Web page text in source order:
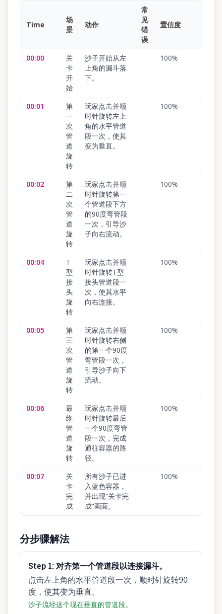
Time
场
景
动作
常
见
错
误
置信度
00:00
关
卡
开
始
沙子开始从左
上角的漏斗落
下。
100%
00:01
第
一
次
管
道
旋
转
玩家点击并顺
时针旋转左上
角的水平管道
段一次，使其
变为垂直。
100%
00:02
第
二
次
管
道
旋
转
玩家点击并顺
时针旋转第一
个管道段下方
的90度弯管段
一次，引导沙
子向右流动。
100%
00:04
T
型
接
头
旋
转
玩家点击并顺
时针旋转T型
接头管道段一
次，使其水平
向右连接。
100%
00:05
第
三
次
管
道
旋
转
玩家点击并顺
时针旋转右侧
的第一个90度
弯管段一次，
引导沙子向下
流动。
100%
00:06
最
终
管
道
旋
转
玩家点击并顺
时针旋转最后
一个90度弯管
段一次，完成
通往容器的路
径。
100%
00:07
关
卡
完
成
所有沙子已进
入蓝色容器，
并出现“关卡完
成”画面。
100%
分步骤解法
Step 1: 对齐第一个管道段以连接漏斗。
点击左上角的水平管道段一次，顺时针旋转90
度，使其变为垂直。
沙子流经这个现在垂直的管道段。